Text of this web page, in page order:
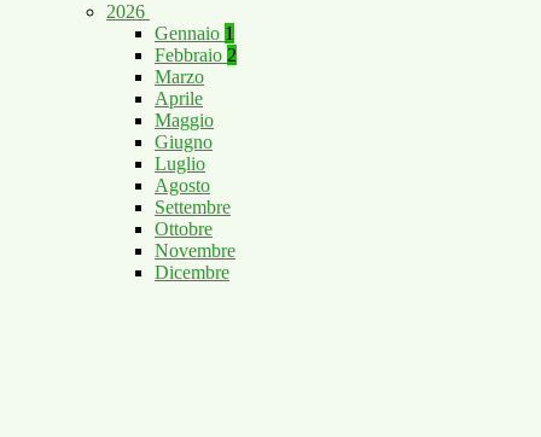
2026
Gennaio 1
Febbraio 2
Marzo
Aprile
Maggio
Giugno
Luglio
Agosto
Settembre
Ottobre
Novembre
Dicembre